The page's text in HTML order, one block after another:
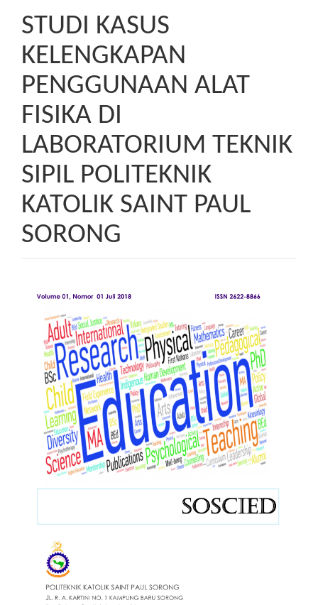
STUDI KASUS
KELENGKAPAN
PENGGUNAAN ALAT
FISIKA DI
LABORATORIUM TEKNIK
SIPIL POLITEKNIK
KATOLIK SAINT PAUL
SORONG
Sidebar